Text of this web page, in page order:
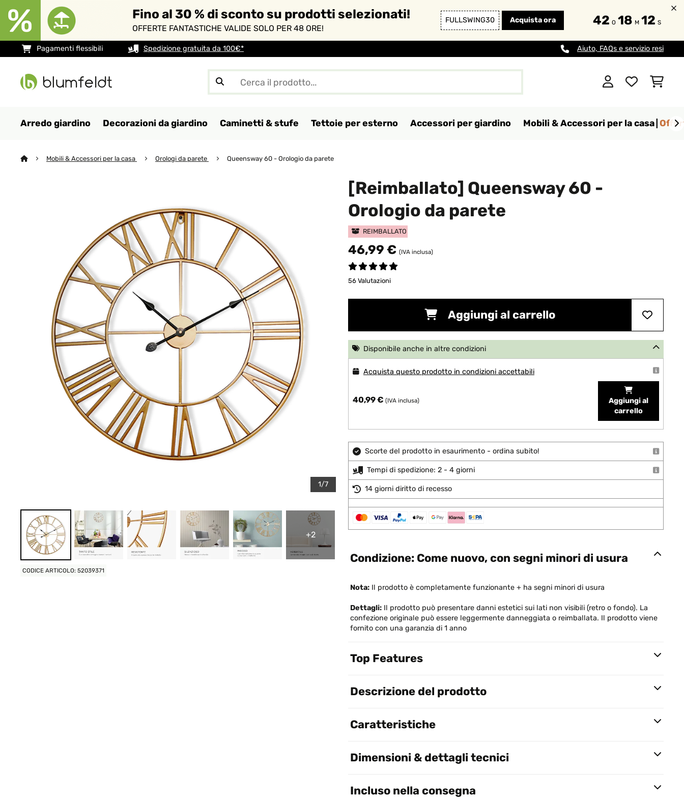
Fino al 30 % di sconto su prodotti selezionati!
OFFERTE FANTASTICHE VALIDE SOLO PER 48 ORE!
FULLSWING30 Acquista ora 42 O 18 M 11 S
Pagamenti flessibili Spedizione gratuita da 100€* Aiuto, FAQs e servizio resi
Arredo giardino Decorazioni da giardino Caminetti & stufe Tettoie per esterno Accessori per giardino Mobili & Accessori per la casa
Mobili & Accessori per la casa Orologi da parete Queensway 60 - Orologio da parete
1/7
+2
CODICE ARTICOLO: 52039371
[Reimballato] Queensway 60 -
Orologio da parete
REIMBALLATO
46,99 € (IVA inclusa)
56 Valutazioni
Aggiungi al carrello
Disponibile anche in altre condizioni
Acquista questo prodotto in condizioni accettabili
40,99 € (IVA inclusa)
Aggiungi al
carrello
Scorte del prodotto in esaurimento - ordina subito!
Tempi di spedizione: 2 - 4 giorni
14 giorni diritto di recesso
Condizione: Come nuovo, con segni minori di usura
Nota: Il prodotto è completamente funzionante + ha segni minori di usura
Dettagli: Il prodotto può presentare danni estetici sui lati non visibili (retro o fondo). La
confezione originale può essere leggermente danneggiata o reimballata. Il prodotto viene
fornito con una garanzia di 1 anno
Top Features
Descrizione del prodotto
Caratteristiche
Dimensioni & dettagli tecnici
Incluso nella consegna